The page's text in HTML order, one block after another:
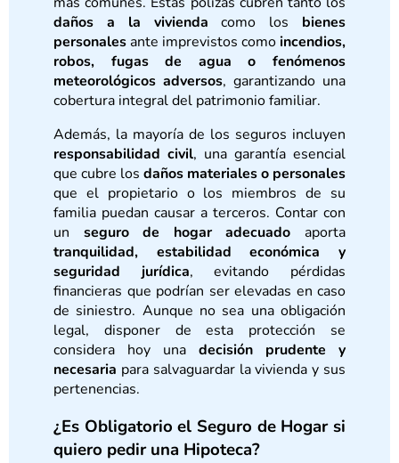
daños a la vivienda como los bienes
personalesante imprevistos comoincendios,
robos, fugas de agua o fenómenos
meteorológicos adversos, garantizando una
cobertura integral del patrimonio familiar.
Además, la mayoría de los seguros incluyen
responsabilidad civil, una garantía esencial
que cubre los daños materiales o personales
que el propietario o los miembros de su
familia puedan causar a terceros. Contar con
un seguro de hogar adecuado aporta
tranquilidad, estabilidad económica y
seguridad jurídica, evitando pérdidas
financieras que podrían ser elevadas en caso
de siniestro. Aunque no sea una obligación
legal, disponer de esta protección se
considera hoy una decisión prudente y
necesaria para salvaguardar la vivienda y sus
pertenencias.
¿Es Obligatorio el Seguro de Hogar si
quiero pedir una Hipoteca?